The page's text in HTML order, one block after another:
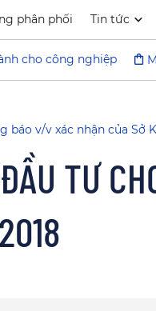
phân phối Tin tức
cho công nghiệp
báo v/v xác nhận của Sở
TƯ